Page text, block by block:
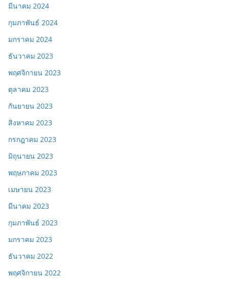
มีนาคม 2024
กุมภาพันธ์ 2024
มกราคม 2024
ธันวาคม 2023
พฤศจิกายน 2023
ตุลาคม 2023
กันยายน 2023
สิงหาคม 2023
กรกฎาคม 2023
มิถุนายน 2023
พฤษภาคม 2023
เมษายน 2023
มีนาคม 2023
กุมภาพันธ์ 2023
มกราคม 2023
ธันวาคม 2022
พฤศจิกายน 2022